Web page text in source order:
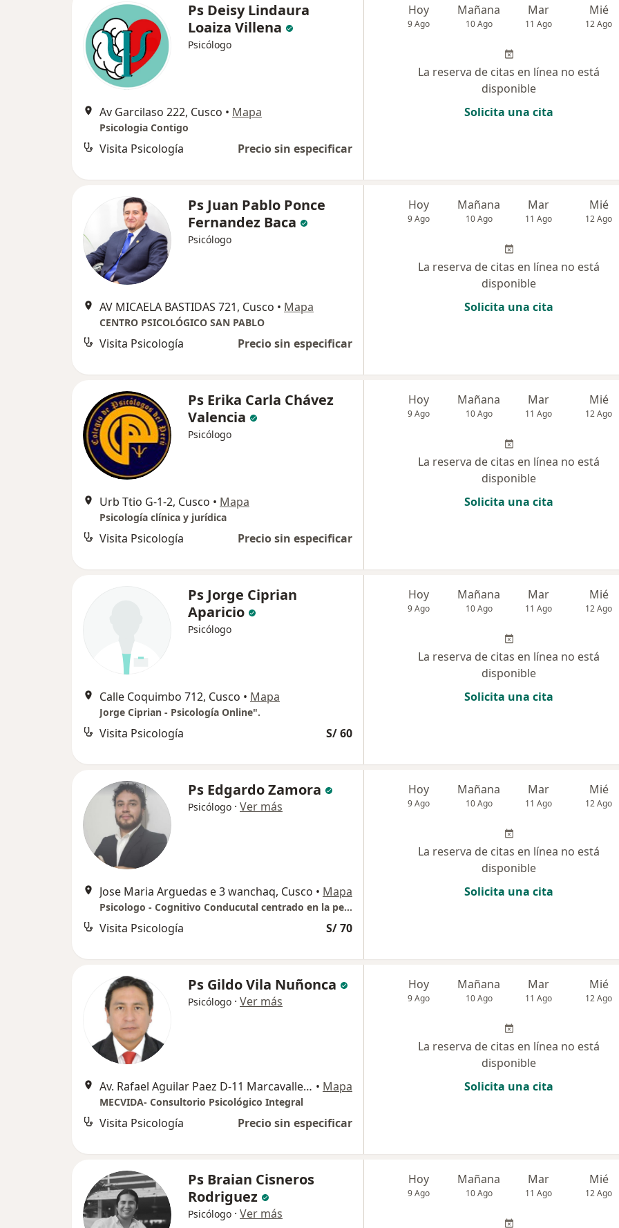
Ps Deisy Lindaura
Loaiza Villena
Psicólogo
Av Garcilaso 222, Cusco • Mapa
Psicologia Contigo
Visita Psicología Precio sin especificar
Hoy
9 Ago
Mañana
10 Ago
Mar
11 Ago
Mié
12 Ago
La reserva de citas en línea no está
disponible
Solicita una cita
Ps Juan Pablo Ponce
Fernandez Baca
Psicólogo
AV MICAELA BASTIDAS 721, Cusco • Mapa
CENTRO PSICOLÓGICO SAN PABLO
Visita Psicología Precio sin especificar
Hoy
9 Ago
Mañana
10 Ago
Mar
11 Ago
Mié
12 Ago
La reserva de citas en línea no está
disponible
Solicita una cita
Ps Erika Carla Chávez
Valencia
Psicólogo
Urb Ttio G-1-2, Cusco • Mapa
Psicología clínica y jurídica
Visita Psicología Precio sin especificar
Hoy
9 Ago
Mañana
10 Ago
Mar
11 Ago
Mié
12 Ago
La reserva de citas en línea no está
disponible
Solicita una cita
Ps Jorge Ciprian
Aparicio
Psicólogo
Calle Coquimbo 712, Cusco • Mapa
Jorge Ciprian - Psicología Online".
Visita Psicología S/ 60
Hoy
9 Ago
Mañana
10 Ago
Mar
11 Ago
Mié
12 Ago
La reserva de citas en línea no está
disponible
Solicita una cita
Ps Edgardo Zamora
Psicólogo · Ver más
Jose Maria Arguedas e 3 wanchaq, Cusco • Mapa
Psicologo - Cognitivo Conducutal centrado en la persona
Visita Psicología S/ 70
Hoy
9 Ago
Mañana
10 Ago
Mar
11 Ago
Mié
12 Ago
La reserva de citas en línea no está
disponible
Solicita una cita
Ps Gildo Vila Nuñonca
Psicólogo · Ver más
Av. Rafael Aguilar Paez D-11 Marcavalle, Cusco • Mapa
MECVIDA- Consultorio Psicológico Integral
Visita Psicología Precio sin especificar
Hoy
9 Ago
Mañana
10 Ago
Mar
11 Ago
Mié
12 Ago
La reserva de citas en línea no está
disponible
Solicita una cita
Ps Braian Cisneros
Rodriguez
Psicólogo · Ver más
Hoy
9 Ago
Mañana
10 Ago
Mar
11 Ago
Mié
12 Ago